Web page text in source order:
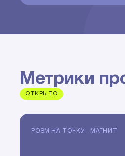
Метрики
ОТКРЫТО
POSM НА ТОЧКУ · МАГНИТ